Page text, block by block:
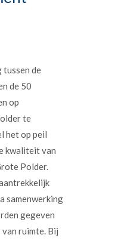
tussen de
de 50
op
te
het op peil
kwaliteit van
Polder.
samenwerking
gegeven
van ruimte. Bij